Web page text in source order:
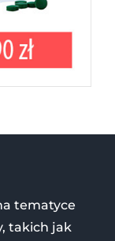
tematyce
takich jak